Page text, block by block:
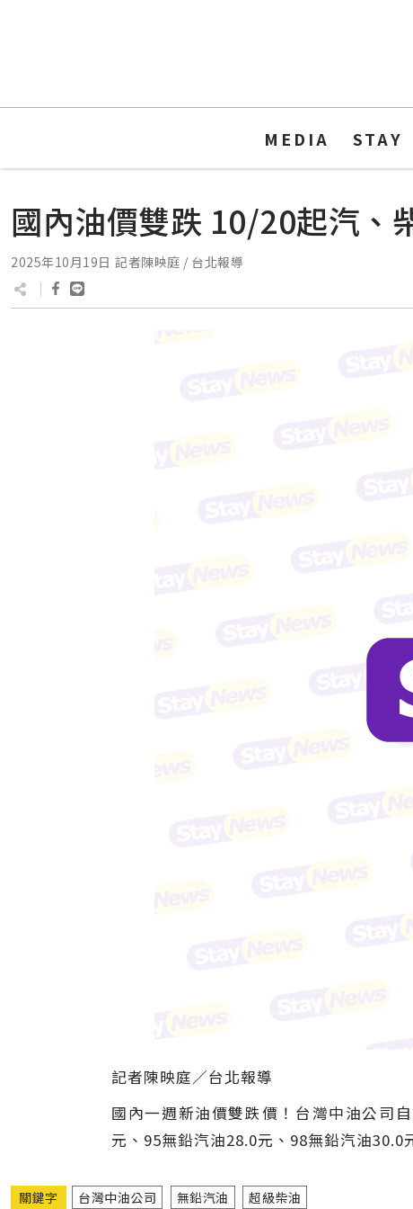
MEDIA STAY
國內油價雙跌 10/20起汽、
2025年10月19日 記者陳映庭 / 台北報導
記者陳映庭∕台北報導
國內一週新油價雙跌價！台灣中油公司
元、95無鉛汽油28.0元、98無鉛汽油30.0
關鍵字 台灣中油公司 無鉛汽油 超級柴油